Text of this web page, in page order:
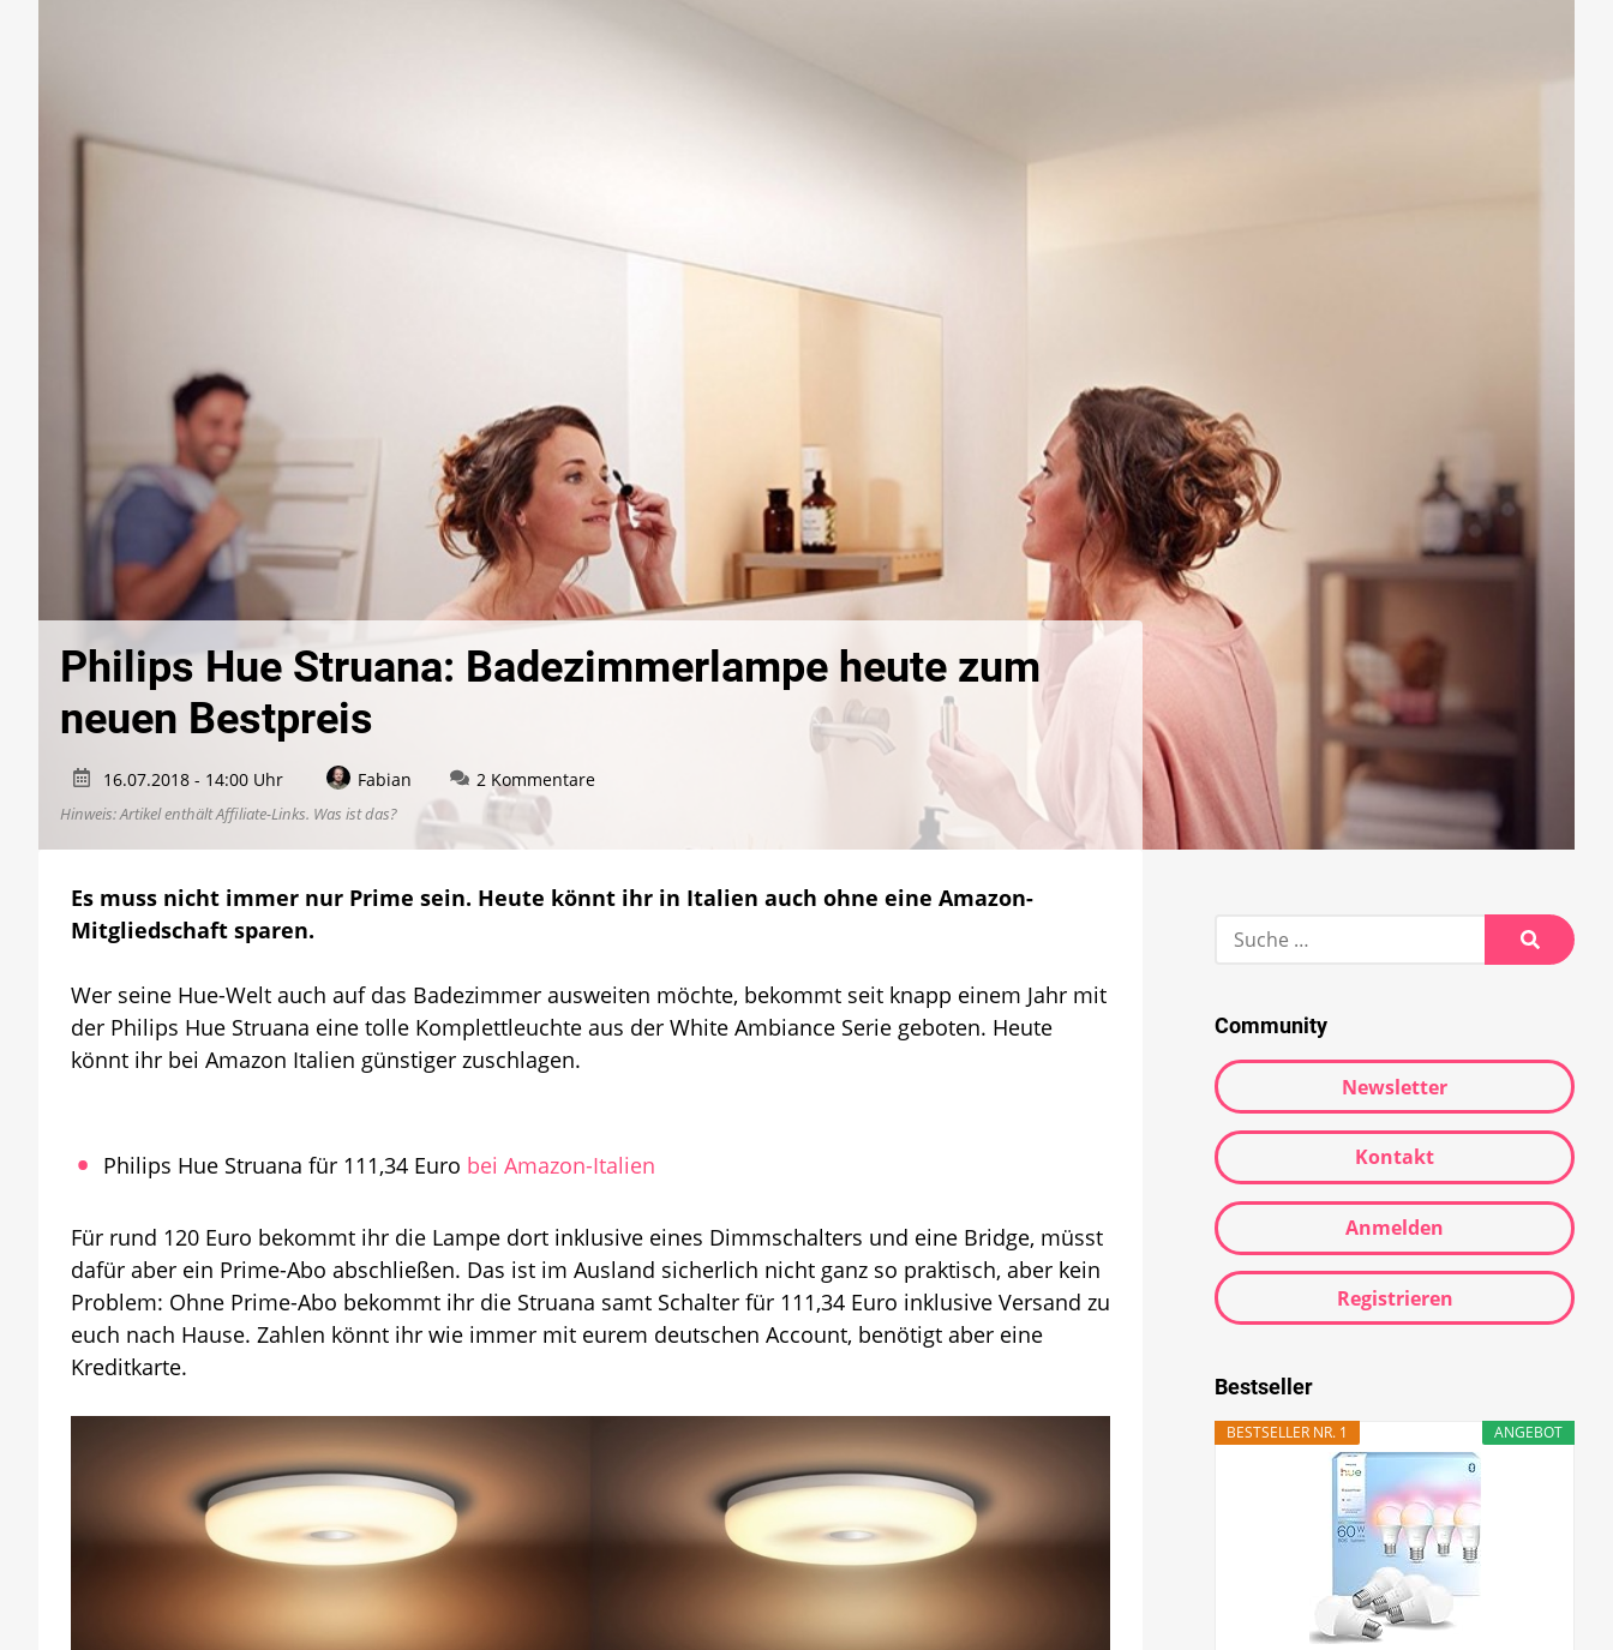
Philips Hue Struana: Badezimmerlampe heute zum
neuen Bestpreis
16.07.2018 - 14:00 Uhr Fabian 2 Kommentarezu
heute
Hinweis: Artikel enthält Affiliate-Links. Was ist das?
Es muss nicht immer nur Prime sein. Heute könnt ihr in Italien auch ohne eine Amazon-
Mitgliedschaft sparen.
Wer seine Hue-Welt auch auf das Badezimmer ausweiten möchte, bekommt seit knapp einem Jahr mit
der Philips Hue Struana eine tolle Komplettleuchte aus der White Ambiance Serie geboten. Heute
könnt ihr bei Amazon Italien günstiger zuschlagen.
Philips Hue Struana für 111,34 Euro bei Amazon-Italien
Für rund 120 Euro bekommt ihr die Lampe dort inklusive eines Dimmschalters und eine Bridge, müsst
dafür aber ein Prime-Abo abschließen. Das ist im Ausland sicherlich nicht ganz so praktisch, aber kein
Problem: Ohne Prime-Abo bekommt ihr die Struana samt Schalter für 111,34 Euro inklusive Versand zu
euch nach Hause. Zahlen könnt ihr wie immer mit eurem deutschen Account, benötigt aber eine
Kreditkarte.
Suche
nach:
Suche
Community
Newsletter
Kontakt
Anmelden
Registrieren
Bestseller
ANGEBOT
BESTSELLER NR. 1